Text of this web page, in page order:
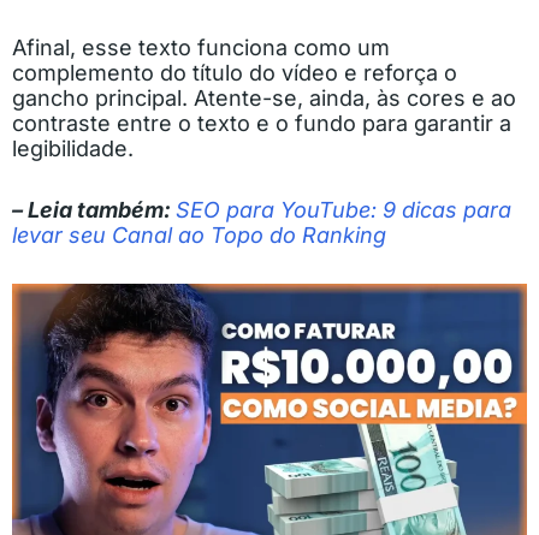
Afinal, esse texto funciona como um
complemento do título do vídeo e reforça o
gancho principal. Atente-se, ainda, às cores e ao
contraste entre o texto e o fundo para garantir a
legibilidade.
– Leia também: SEO para YouTube: 9 dicas para
levar seu Canal ao Topo do Ranking